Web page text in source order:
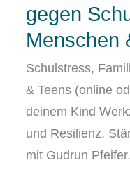
gegen
Menschen
Schulstress,
& Teens (online
deinem Kind
und Resilienz.
mit Gudrun